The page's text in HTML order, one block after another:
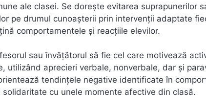
ale clasei. Se dorește evitarea suprapunerilor
pe drumul cunoaşterii prin intervenţii adaptate
comportamentele şi reacţiile elevilor.
sau învăţătorul să fie cel care motivează
utilizând aprecieri verbale, nonverbale, dar și
tendinţele negative identificate în
cu unele momente afective din clasă.